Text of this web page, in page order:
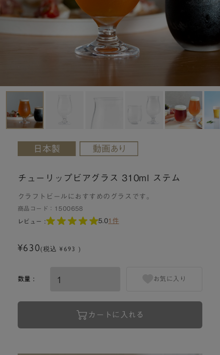
チューリップビアグラス 310ml ステム
クラフトビールにおすすめのグラスです。
商品コード： 1500658
レビュー : 5.01件
¥630(税込 ¥693 )
数量 :
カートに入れる
お気に入り